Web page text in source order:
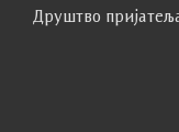
Друштво